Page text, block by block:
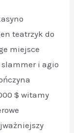
teatrzyk do
miejsce
slammer i agio
$ witamy